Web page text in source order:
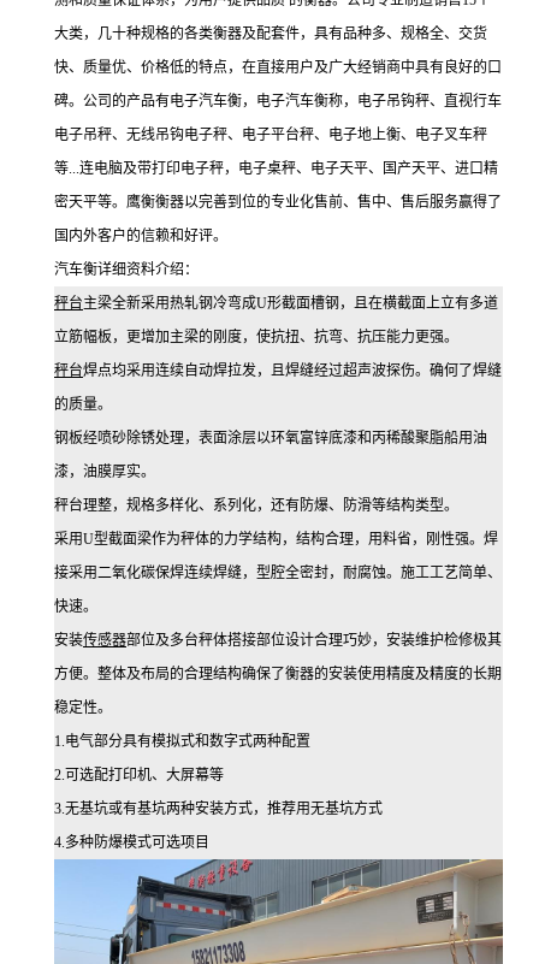
大类，几十种规格的各类衡器及配套件，具有品种多、规格全、交货
快、质量优、价格低的特点，在直接用户及广大经销商中具有良好的口
碑。公司的产品有电子汽车衡，电子汽车衡称，电子吊钩秤、直视行车
电子吊秤、无线吊钩电子秤、电子平台秤、电子地上衡、电子叉车秤
等...连电脑及带打印电子秤，电子桌秤、电子天平、国产天平、进口精
密天平等。鹰衡衡器以完善到位的专业化售前、售中、售后服务赢得了
国内外客户的信赖和好评。
汽车衡详细资料介绍：
秤台主梁全新采用热轧钢冷弯成U形截面槽钢，且在横截面上立有多道
立筋幅板，更增加主梁的刚度，使抗扭、抗弯、抗压能力更强。
秤台焊点均采用连续自动焊拉发，且焊缝经过超声波探伤。确何了焊缝
的质量。
钢板经喷砂除锈处理，表面涂层以环氧富锌底漆和丙稀酸聚脂船用油
漆，油膜厚实。
秤台理整，规格多样化、系列化，还有防爆、防滑等结构类型。
采用U型截面梁作为秤体的力学结构，结构合理，用料省，刚性强。焊
接采用二氧化碳保焊连续焊缝，型腔全密封，耐腐蚀。施工工艺简单、
快速。
安装传感器部位及多台秤体搭接部位设计合理巧妙，安装维护检修极其
方便。整体及布局的合理结构确保了衡器的安装使用精度及精度的长期
稳定性。
1.电气部分具有模拟式和数字式两种配置
2.可选配打印机、大屏幕等
3.无基坑或有基坑两种安装方式，推荐用无基坑方式
4.多种防爆模式可选项目